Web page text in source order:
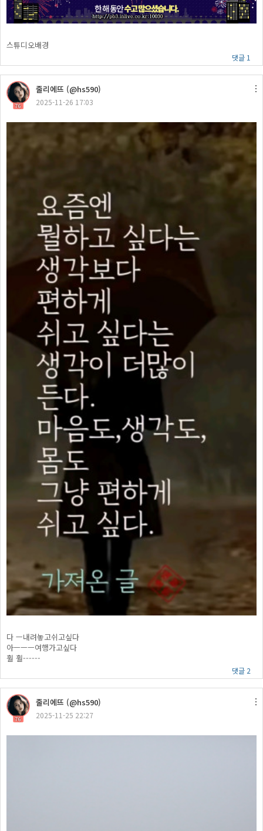
스튜디오배경
댓글 1
76
줄리에뜨 (@hs590)
2025-11-26 17:03
다 ㅡ내려놓고쉬고싶다
아ㅡㅡㅡ여행가고싶다
훨 훨------
댓글 2
76
줄리에뜨 (@hs590)
2025-11-25 22:27